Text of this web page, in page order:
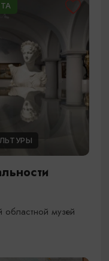
областной музей